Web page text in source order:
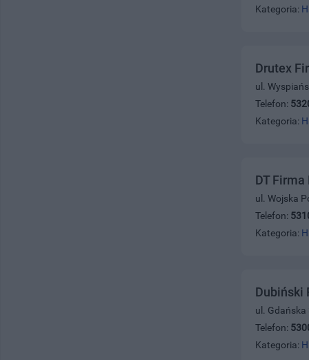
Kategoria:
Drutex
ul.
Telefon:
Kategoria:
DT
ul. Wojska
Telefon:
Kategoria:
Dubiński
ul. Gdańska
Telefon:
Kategoria: